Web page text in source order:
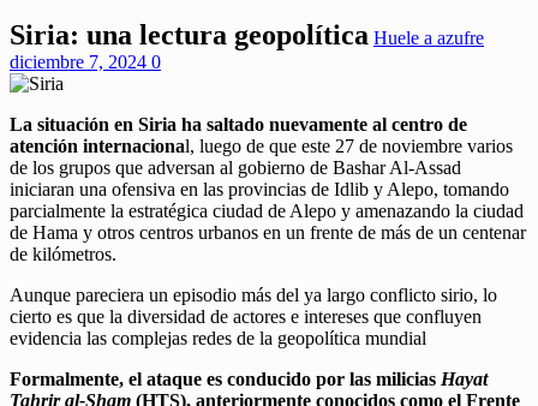
Siria: una lectura geopolítica Huele a azufre
diciembre 7, 2024 0
La situación en Siria ha saltado nuevamente al centro de
atención internacional, luego de que este 27 de noviembre varios
de los grupos que adversan al gobierno de Bashar Al-Assad
iniciaran una ofensiva en las provincias de Idlib y Alepo, tomando
parcialmente la estratégica ciudad de Alepo y amenazando la ciudad
de Hama y otros centros urbanos en un frente de más de un centenar
de kilómetros.
Aunque pareciera un episodio más del ya largo conflicto sirio, lo
cierto es que la diversidad de actores e intereses que confluyen
evidencia las complejas redes de la geopolítica mundial
Formalmente, el ataque es conducido por las milicias Hayat
Tahrir al-Sham (HTS), anteriormente conocidos como el Frente